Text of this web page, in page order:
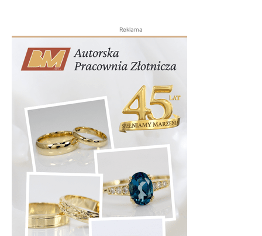
Reklama